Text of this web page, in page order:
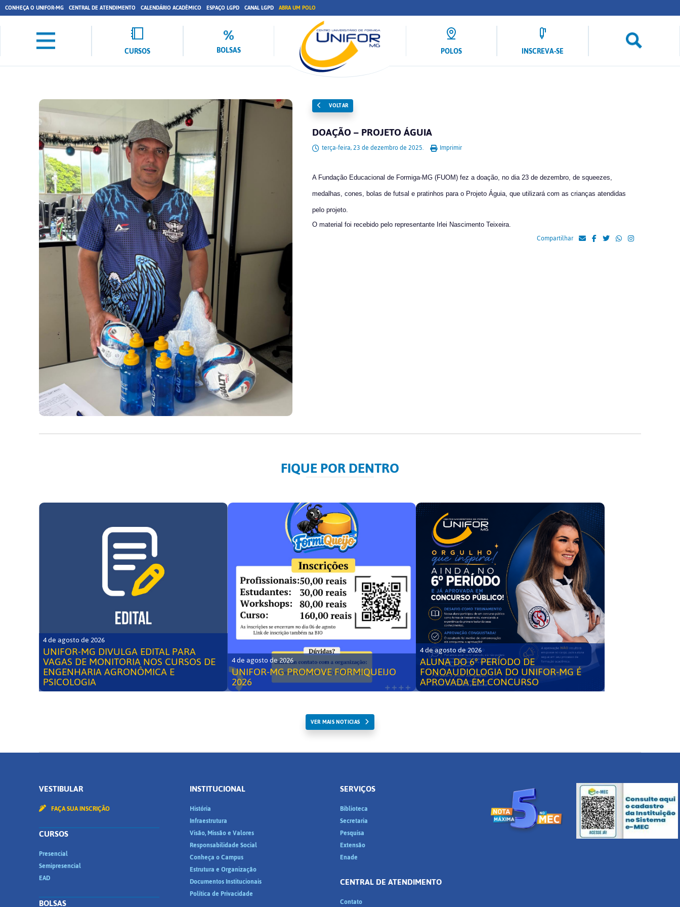
CONHEÇA O UNIFOR-MG CENTRAL DE ATENDIMENTO CALENDÁRIO ACADÊMICO ESPAÇO LGPD CANAL LGPD ABRA UM POLO
CURSOS BOLSAS POLOS INSCREVA-SE
VOLTAR
DOAÇÃO – PROJETO ÁGUIA
terça-feira, 23 de dezembro de 2025. Imprimir
A Fundação Educacional de Formiga-MG (FUOM) fez a doação, no dia 23 de dezembro, de squeezes,
medalhas, cones, bolas de futsal e pratinhos para o Projeto Águia, que utilizará com as crianças atendidas
pelo projeto.
O material foi recebido pelo representante Irlei Nascimento Teixeira.
Compartilhar
FIQUE POR DENTRO
4 de agosto de 2026
UNIFOR-MG DIVULGA EDITAL PARA
VAGAS DE MONITORIA NOS CURSOS DE
ENGENHARIA AGRONÔMICA E
PSICOLOGIA
4 de agosto de 2026
UNIFOR-MG PROMOVE FORMIQUEIJO
2026
4 de agosto de 2026
ALUNA DO 6° PERÍODO DE
FONOAUDIOLOGIA DO UNIFOR-MG É
APROVADA EM CONCURSO
VER MAIS NOTICIAS
VESTIBULAR
FAÇA SUA INSCRIÇÃO
CURSOS
Presencial
Semipresencial
EAD
BOLSAS
INSTITUCIONAL
História
Infraestrutura
Visão, Missão e Valores
Responsabilidade Social
Conheça o Campus
Estrutura e Organização
Documentos Institucionais
Política de Privacidade
SERVIÇOS
Biblioteca
Secretaria
Pesquisa
Extensão
Enade
CENTRAL DE ATENDIMENTO
Contato